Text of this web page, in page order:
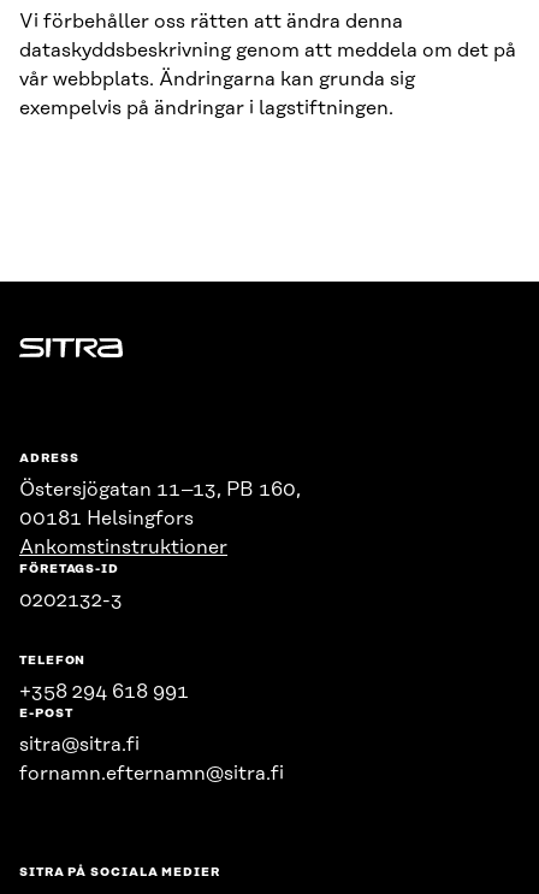
Vi förbehåller oss rätten att ändra denna
dataskyddsbeskrivning genom att meddela om det på
vår webbplats. Ändringarna kan grunda sig
exempelvis på ändringar i lagstiftningen.
Sitra
ADRESS
Östersjögatan 11–13, PB 160,
00181 Helsingfors
Ankomstinstruktioner
FÖRETAGS-ID
0202132-3
TELEFON
+358 294 618 991
E-POST
sitra@sitra.fi
fornamn.efternamn@sitra.fi
SITRA PÅ SOCIALA MEDIER